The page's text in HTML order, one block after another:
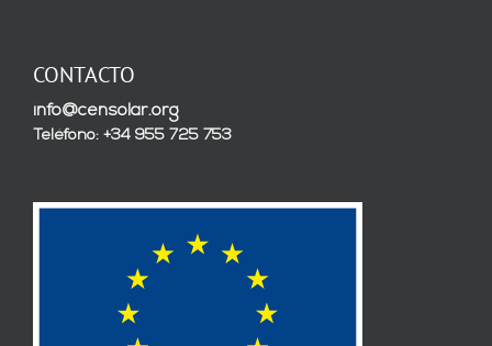
CONTACTO
info@censolar.org
Teléfono: +34 955 725 753